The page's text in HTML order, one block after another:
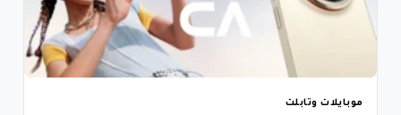
موبايلات وتابلت